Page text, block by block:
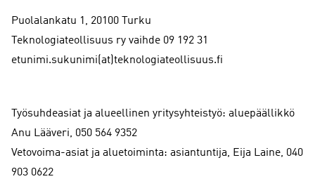
Puolalankatu 1, 20100 Turku
Teknologiateollisuus ry vaihde 09 192 31
etunimi.sukunimi(at)teknologiateollisuus.fi
Työsuhdeasiat ja alueellinen yritysyhteistyö: aluepäällikkö
Anu Lääveri, 050 564 9352
Vetovoima-asiat ja aluetoiminta: asiantuntija, Eija Laine, 040
903 0622